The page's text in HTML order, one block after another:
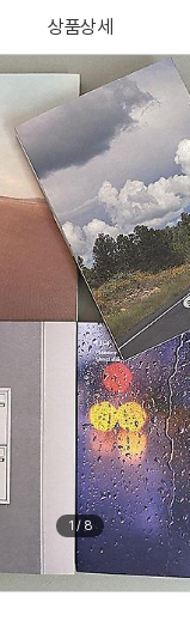
상품상세
1 / 8